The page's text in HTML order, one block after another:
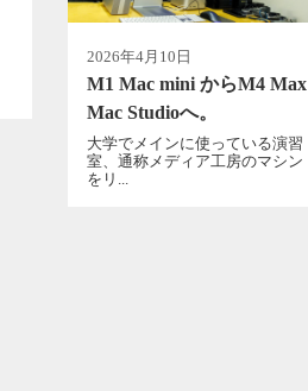
2026年4月10日
M1 Mac mini からM4 Max
Mac Studioへ。
大学でメインに使っている演習
室、通称メディア工房のマシン
をリ...